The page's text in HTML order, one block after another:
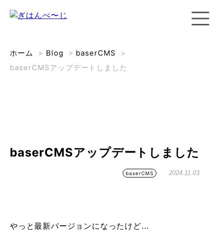
ホーム > Blog > baserCMS
>
baserCMSアップデートしました
baserCMSアップデートしました
baserCMS 2024.11.03
やっと最新バージョンになったけど…